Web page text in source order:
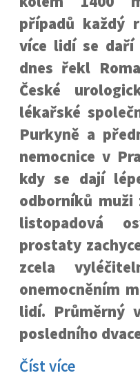
případů každý
více lidí se daří
dnes řekl
České
lékařské
Purkyně a
nemocnice v
kdy se dají
odborníků muži
listopadová
prostaty
zcela
onemocněním
lidí. Průměrný
posledního
Číst více